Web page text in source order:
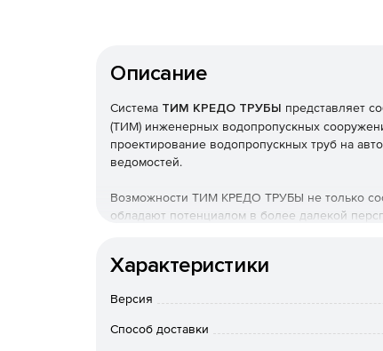
Описание
Система ТИМ КРЕДО ТРУБЫ представляет
(ТИМ) инженерных водопропускных
проектирование водопропускных труб на
ведомостей.
Возможности ТИМ КРЕДО ТРУБЫ не только
обладают потенциалом в более далекой
автомобильной дороге в комплексе ТИМ
наименование водотока, длина, расход,
Характеристики
Версия
Способ доставки